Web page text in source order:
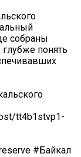
собраны
понять
tt4b1stvp1-
#Байкал